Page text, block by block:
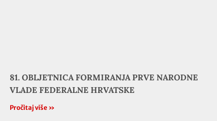
81. OBLJETNICA FORMIRANJA PRVE NARODNE
VLADE FEDERALNE HRVATSKE
Pročitaj više »